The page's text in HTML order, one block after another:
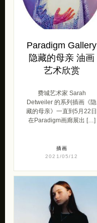
Paradigm Gallery
隐藏的母亲 油画
艺术欣赏
费城艺术家 Sarah
Detweiler 的系列插画《隐
藏的母亲》一直到5月22日
在Paradigm画廊展出 […]
插画
2021/05/12